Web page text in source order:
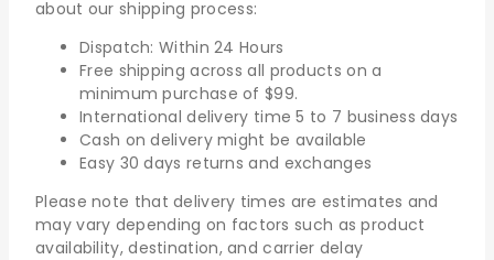
about our shipping process:
Dispatch: Within 24 Hours
Free shipping across all products on a
minimum purchase of $99.
International delivery time 5 to 7 business days
Cash on delivery might be available
Easy 30 days returns and exchanges
Please note that delivery times are estimates and
may vary depending on factors such as product
availability, destination, and carrier delay